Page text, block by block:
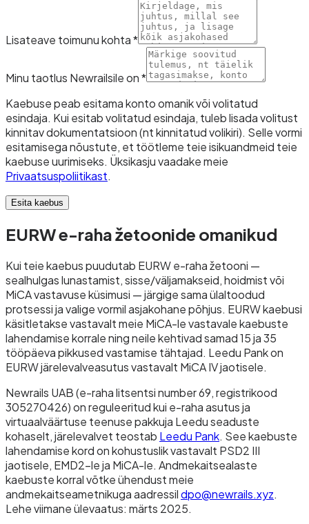
Lisateave toimunu kohta *
Minu taotlus Newrailsile on *
Kaebuse peab esitama konto omanik või volitatud
esindaja. Kui esitab volitatud esindaja, tuleb lisada volitust
kinnitav dokumentatsioon (nt kinnitatud volikiri). Selle vormi
esitamisega nõustute, et töötleme teie isikuandmeid teie
kaebuse uurimiseks. Üksikasju vaadake meie
Privaatsuspoliitikast.
Esita kaebus
EURW e-raha žetoonide omanikud
Kui teie kaebus puudutab EURW e-raha žetooni —
sealhulgas lunastamist, sisse/väljamakseid, hoidmist või
MiCA vastavuse küsimusi — järgige sama ülaltoodud
protsessi ja valige vormil asjakohane põhjus. EURW kaebusi
käsitletakse vastavalt meie MiCA-le vastavale kaebuste
lahendamise korrale ning neile kehtivad samad 15 ja 35
tööpäeva pikkused vastamise tähtajad. Leedu Pank on
EURW järelevalveasutus vastavalt MiCA IV jaotisele.
Newrails UAB (e-raha litsentsi number 69, registrikood
305270426) on reguleeritud kui e-raha asutus ja
virtuaalväärtuse teenuse pakkuja Leedu seaduste
kohaselt, järelevalvet teostab Leedu Pank. See kaebuste
lahendamise kord on kohustuslik vastavalt PSD2 III
jaotisele, EMD2-le ja MiCA-le. Andmekaitsealaste
kaebuste korral võtke ühendust meie
andmekaitseametnikuga aadressildpo@newrails.xyz.
Lehe viimane ülevaatus: märts 2025.